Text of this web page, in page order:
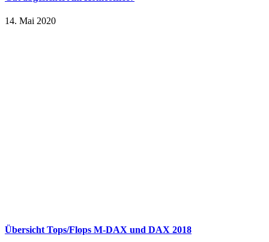
14. Mai 2020
Übersicht Tops/Flops M-DAX und DAX 2018